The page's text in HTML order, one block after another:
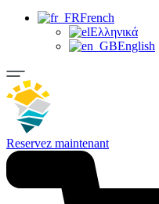
French
Ελληνικά
English
Reservez maintenant